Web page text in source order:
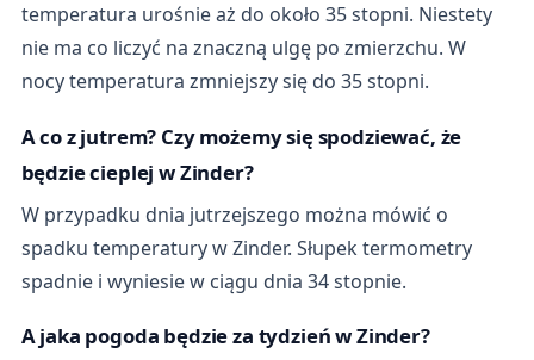
temperatura urośnie aż do około 35 stopni. Niestety
nie ma co liczyć na znaczną ulgę po zmierzchu. W
nocy temperatura zmniejszy się do 35 stopni.
A co z jutrem? Czy możemy się spodziewać, że
będzie cieplej w Zinder?
W przypadku dnia jutrzejszego można mówić o
spadku temperatury w Zinder. Słupek termometry
spadnie i wyniesie w ciągu dnia 34 stopnie.
A jaka pogoda będzie za tydzień w Zinder?